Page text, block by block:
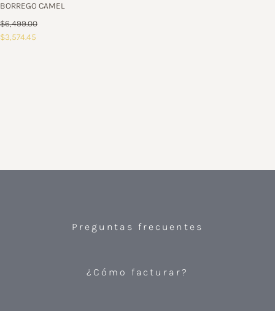
BORREGO CAMEL
$6,499.00
$3,574.45
Preguntas frecuentes
¿Cómo facturar?